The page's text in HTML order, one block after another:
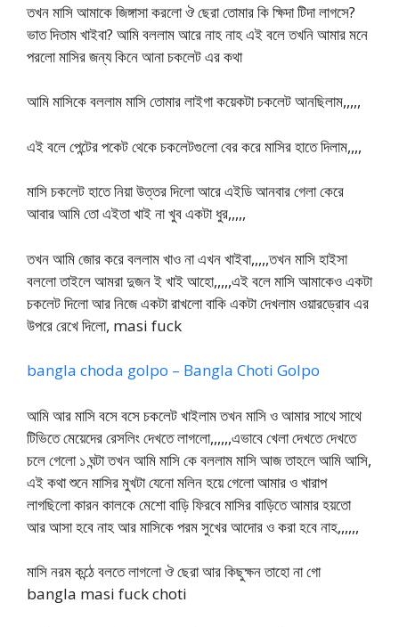
তখন মাসি আমাকে জিঙ্গাসা করলো ঔ ছেরা তোমার কি ক্ষিদা টিদা লাগসে?
ভাত দিতাম খাইবা? আমি বললাম আরে নাহ নাহ এই বলে তখনি আমার মনে
পরলো মাসির জন্য কিনে আনা চকলেট এর কথা
আমি মাসিকে বললাম মাসি তোমার লাইগা কয়েকটা চকলেট আনছিলাম,,,,,
এই বলে পেন্টের পকেট থেকে চকলেটগুলো বের করে মাসির হাতে দিলাম,,,,
মাসি চকলেট হাতে নিয়া উত্তর দিলো আরে এইডি আনবার গেলা কেরে
আবার আমি তো এইতা খাই না খুব একটা ধুর,,,,,
তখন আমি জোর করে বললাম খাও না এখন খাইবা,,,,,তখন মাসি হাইসা
বললো তাইলে আমরা দুজন ই খাই আহো,,,,,এই বলে মাসি আমাকেও একটা
চকলেট দিলো আর নিজে একটা রাখলো বাকি একটা দেখলাম ওয়ারড্রোব এর
উপরে রেখে দিলো, masi fuck
bangla choda golpo – Bangla Choti Golpo
আমি আর মাসি বসে বসে চকলেট খাইলাম তখন মাসি ও আমার সাথে সাথে
টিভিতে মেয়েদের রেসলিং দেখতে লাগলো,,,,,,এভাবে খেলা দেখতে দেখতে
চলে গেলো ১ ঘন্টা তখন আমি মাসি কে বললাম মাসি আজ তাহলে আমি আসি,
এই কথা শুনে মাসির মুখটা যেনো মলিন হয়ে গেলো আমার ও খারাপ
লাগছিলো কারন কালকে মেশো বাড়ি ফিরবে মাসির বাড়িতে আমার হয়তো
আর আসা হবে নাহ আর মাসিকে পরম সুখের আদোর ও করা হবে নাহ,,,,,,
মাসি নরম কন্ঠে বলতে লাগলো ঔ ছেরা আর কিছুক্ষন তাহো না গো
bangla masi fuck choti